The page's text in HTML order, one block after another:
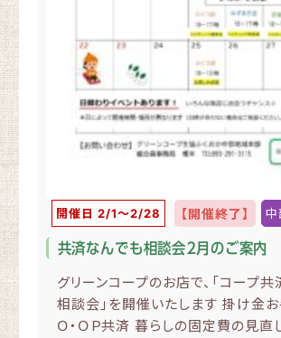
開催日 2/1〜2/28 【開催終了】 中
共済なんでも相談会２月のご案内
グリーンコープのお店で、「コープ
相談会」を開催いたします 掛け金
Ｏ・ＯＰ共済 暮らしの固定費の見直